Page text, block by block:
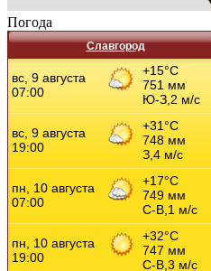
Погода
Славгород